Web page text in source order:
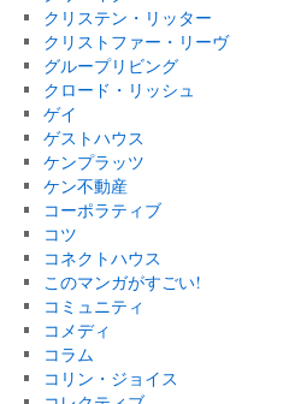
クリステン・リッター
クリストファー・リーヴ
グループリビング
クロード・リッシュ
ゲイ
ゲストハウス
ケンプラッツ
ケン不動産
コーポラティブ
コツ
コネクトハウス
このマンガがすごい!
コミュニティ
コメディ
コラム
コリン・ジョイス